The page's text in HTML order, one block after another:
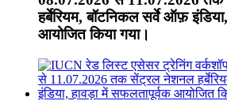
हर्बेरियम, बॉटनिकल सर्वे ऑफ़
आयोजित किया गया।